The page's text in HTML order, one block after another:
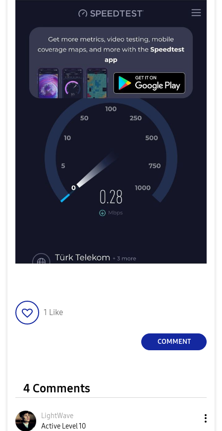
1 Like
COMMENT
4 Comments
LightWave
Active Level 10